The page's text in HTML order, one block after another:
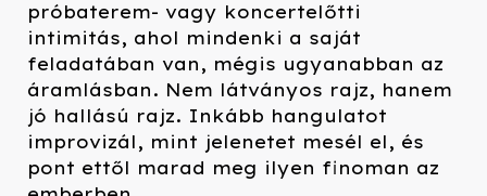
próbaterem- vagy koncertelőtti
intimitás, ahol mindenki a saját
feladatában van, mégis ugyanabban az
áramlásban. Nem látványos rajz, hanem
jó hallású rajz. Inkább hangulatot
improvizál, mint jelenetet mesél el, és
pont ettől marad meg ilyen finoman az